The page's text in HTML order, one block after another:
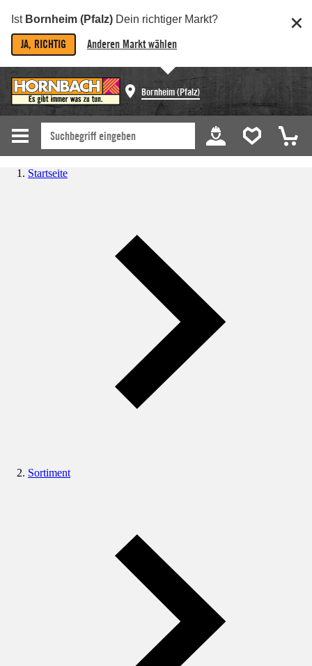
Ist Bornheim (Pfalz) Dein richtiger Markt?
JA, RICHTIG Anderen Markt wählen
Bornheim (Pfalz)
Startseite
Sortiment